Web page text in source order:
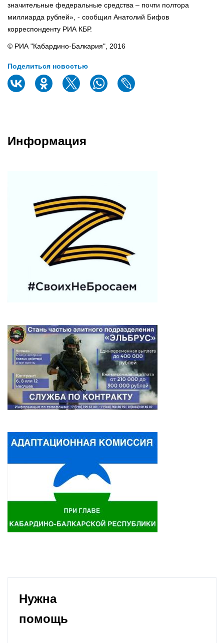
значительные федеральные средства – почти полтора
миллиарда рублей», - сообщил Анатолий Бифов
корреспонденту РИА КБР.
© РИА "Кабардино-Балкария", 2016
Поделиться новостью
Информация
Нужна
помощь